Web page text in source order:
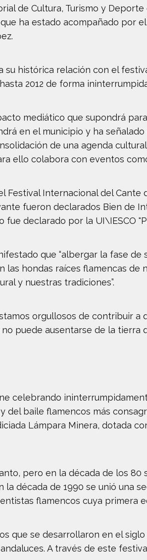
de Cultura, Turismo y
ha estado acompañado por
su histórica relación con el
2012 de forma
mediático que supondrá
en el municipio y ha
de una agenda
ello colabora con eventos
Festival Internacional del
fueron declarados Bien de
fue declarado por la UI\IESCO
que “albergar la fase
las hondas raíces flamencas
y nuestras tradiciones”.
orgullosos de contribuir a
puede ausentarse de la tierra
celebrando
del baile flamencos más
Lámpara Minera, dotada
pero en la década de los
década de 1990 se unió una
flamencos cuya primera
que se desarrollaron en el
A través de este